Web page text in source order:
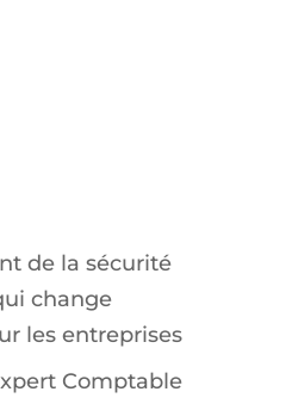
de la sécurité
change
les entreprises
Comptable